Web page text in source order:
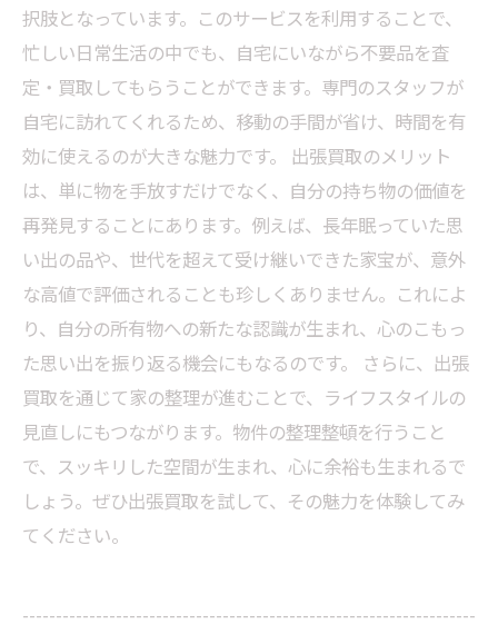
択肢となっています。このサービスを利用することで、
忙しい日常生活の中でも、自宅にいながら不要品を査
定・買取してもらうことができます。専門のスタッフが
自宅に訪れてくれるため、移動の手間が省け、時間を有
効に使えるのが大きな魅力です。 出張買取のメリット
は、単に物を手放すだけでなく、自分の持ち物の価値を
再発見することにあります。例えば、長年眠っていた思
い出の品や、世代を超えて受け継いできた家宝が、意外
な高値で評価されることも珍しくありません。これによ
り、自分の所有物への新たな認識が生まれ、心のこもっ
た思い出を振り返る機会にもなるのです。 さらに、出張
買取を通じて家の整理が進むことで、ライフスタイルの
見直しにもつながります。物件の整理整頓を行うこと
で、スッキリした空間が生まれ、心に余裕も生まれるで
しょう。ぜひ出張買取を試して、その魅力を体験してみ
てください。
--------------------------------------------------------------------